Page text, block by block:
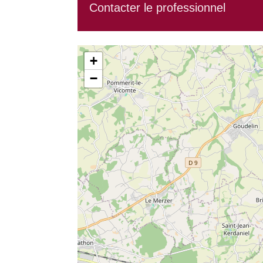
Contacter le professionnel
+
−